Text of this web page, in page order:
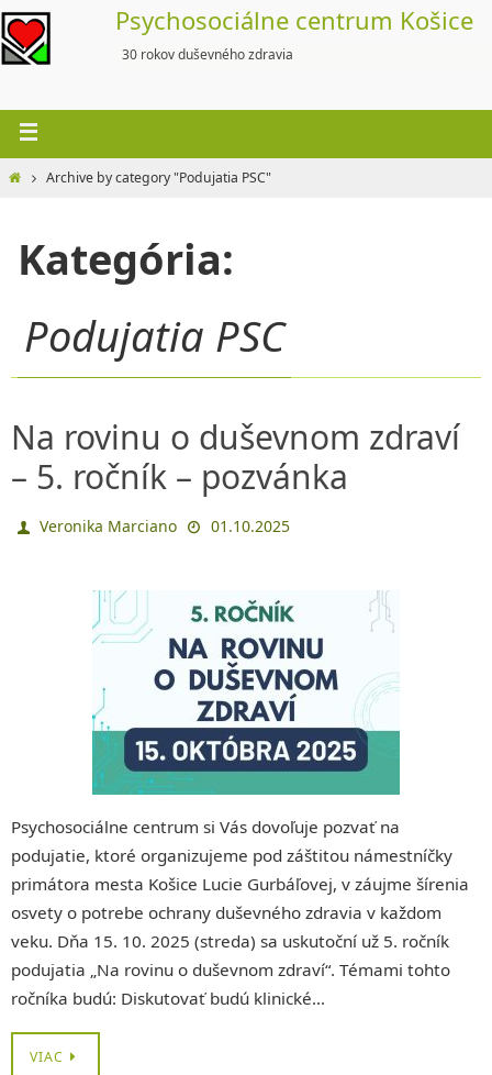
Skip
to
content
Psychosociálne centrum Košice
30 rokov duševného zdravia
HomeArchive by category "Podujatia PSC"
Kategória:
Podujatia PSC
Na rovinu o duševnom zdraví
– 5. ročník – pozvánka
Veronika Marciano 01.10.2025
Psychosociálne centrum si Vás dovoľuje pozvať na
podujatie, ktoré organizujeme pod záštitou námestníčky
primátora mesta Košice Lucie Gurbáľovej, v záujme šírenia
osvety o potrebe ochrany duševného zdravia v každom
veku. Dňa 15. 10. 2025 (streda) sa uskutoční už 5. ročník
podujatia „Na rovinu o duševnom zdraví“. Témami tohto
ročníka budú: Diskutovať budú klinické…
VIAC